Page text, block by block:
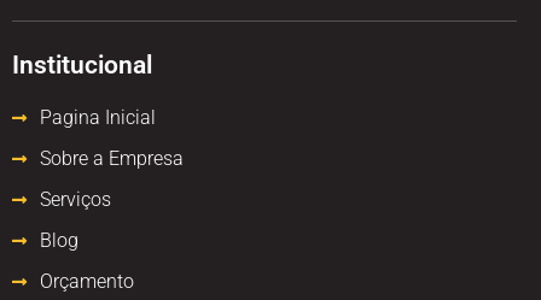
Institucional
Pagina Inicial
Sobre a Empresa
Serviços
Blog
Orçamento